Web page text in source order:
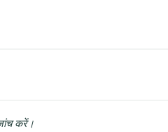
करें।